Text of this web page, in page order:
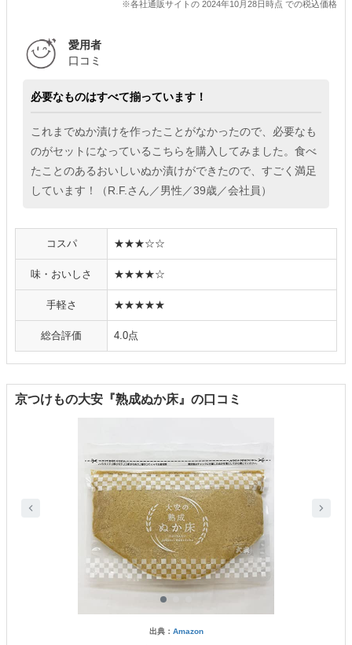
※各社通販サイトの 2024年10月28日時点 での税込価格
愛用者
口コミ
必要なものはすべて揃っています！
これまでぬか漬けを作ったことがなかったので、必要なも
のがセットになっているこちらを購入してみました。食べ
たことのあるおいしいぬか漬けができたので、すごく満足
しています！（R.F.さん／男性／39歳／会社員）
コスパ ★★★☆☆
味・おいしさ ★★★★☆
手軽さ ★★★★★
総合評価 4.0点
京つけもの大安『熟成ぬか床』の口コミ
出典： Amazon